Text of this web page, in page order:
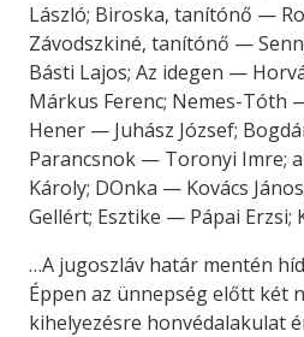
László; Biroska, tanítónő —
Závodszkiné, tanítónő —
Básti Lajos; Az idegen —
Márkus Ferenc; Nemes-Tóth
Hener — Juhász József;
Parancsnok — Toronyi Imre;
Károly; DOnka — Kovács
Gellért; Esztike — Pápai
…A jugoszláv határ mentén
Éppen az ünnepség előtt két
kihelyezésre honvédalakulat